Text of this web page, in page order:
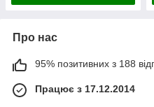
Про нас
95% позитивних з 188
Працює з 17.12.2014